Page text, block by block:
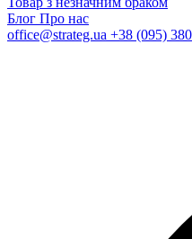
Блог Про нас
office@strateg.ua +38 (095)